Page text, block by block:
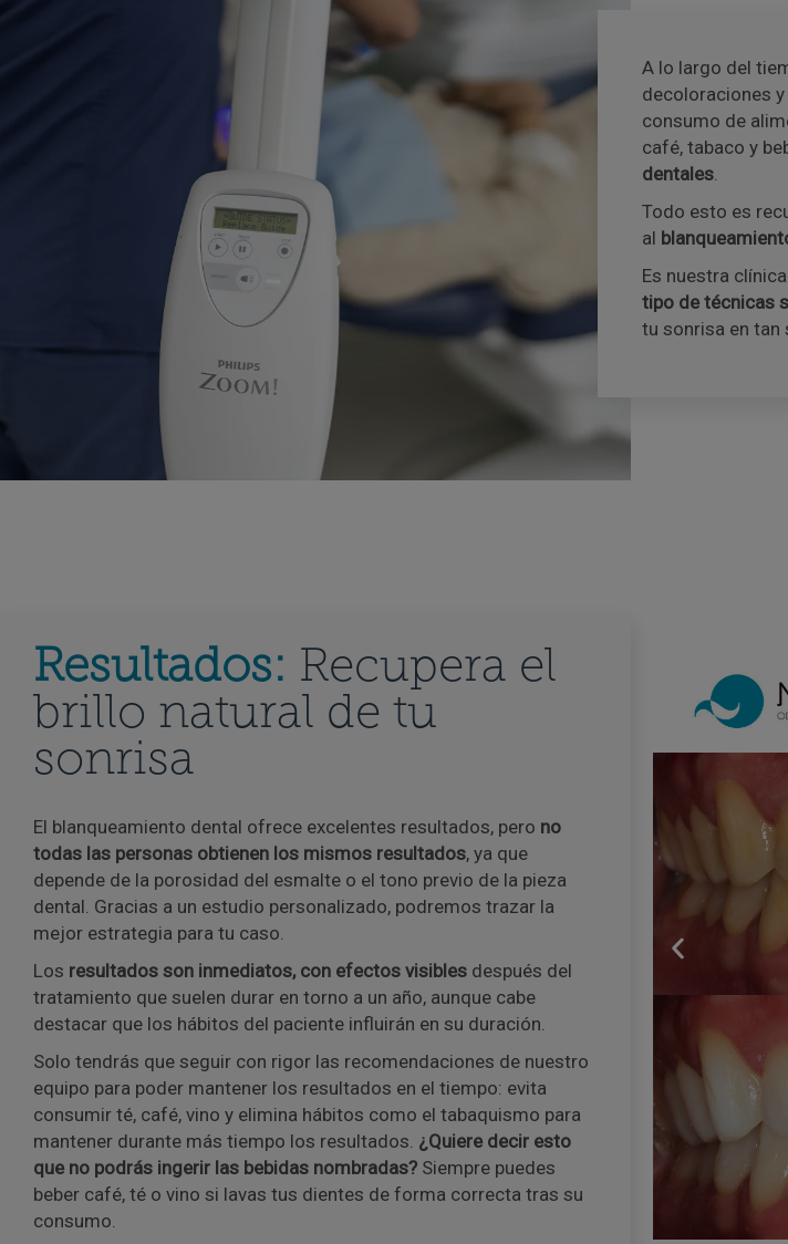
A lo largo del
decoloraciones
consumo de
café, tabaco y
dentales.
Todo esto es
al
Es nuestra
tipo de técnicas
tu sonrisa en tan
Resultados: Recupera el
brillo natural de tu
sonrisa
El blanqueamiento dental ofrece excelentes resultados, pero no
todas las personas obtienen los mismos resultados, ya que
depende de la porosidad del esmalte o el tono previo de la pieza
dental. Gracias a un estudio personalizado, podremos trazar la
mejor estrategia para tu caso.
Los resultados son inmediatos, con efectos visibles después del
tratamiento que suelen durar en torno a un año, aunque cabe
destacar que los hábitos del paciente influirán en su duración.
Solo tendrás que seguir con rigor las recomendaciones de nuestro
equipo para poder mantener los resultados en el tiempo: evita
consumir té, café, vino y elimina hábitos como el tabaquismo para
mantener durante más tiempo los resultados. ¿Quiere decir esto
que no podrás ingerir las bebidas nombradas? Siempre puedes
beber café, té o vino si lavas tus dientes de forma correcta tras su
consumo.